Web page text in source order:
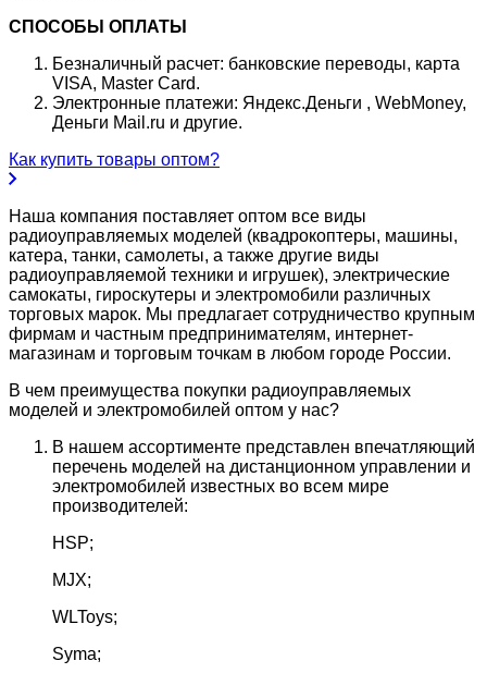
СПОСОБЫ ОПЛАТЫ
Безналичный расчет: банковские переводы, карта
VISA, Master Card.
Электронные платежи: Яндекс.Деньги , WebMoney,
Деньги Mail.ru и другие.
Как купить товары оптом?
Наша компания поставляет оптом все виды
радиоуправляемых моделей (квадрокоптеры, машины,
катера, танки, самолеты, а также другие виды
радиоуправляемой техники и игрушек), электрические
самокаты, гироскутеры и электромобили различных
торговых марок. Мы предлагает сотрудничество крупным
фирмам и частным предпринимателям, интернет-
магазинам и торговым точкам в любом городе России.
В чем преимущества покупки радиоуправляемых
моделей и электромобилей оптом у нас?
В нашем ассортименте представлен впечатляющий
перечень моделей на дистанционном управлении и
электромобилей известных во всем мире
производителей:
HSP;
MJX;
WLToys;
Syma;